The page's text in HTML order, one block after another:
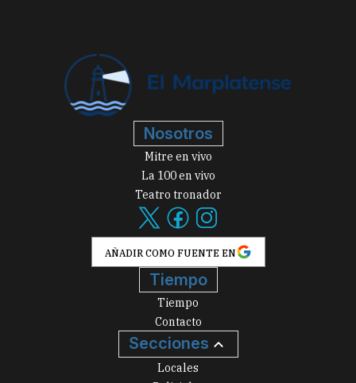
Nosotros
Mitre en vivo
La 100 en vivo
Teatro tronador
AÑADIR COMO FUENTE EN
Tiempo
Tiempo
Contacto
Secciones
Locales